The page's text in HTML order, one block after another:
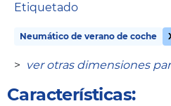
Etiquetado
Neumático de verano de coche
> ver otras dimensiones
Características: